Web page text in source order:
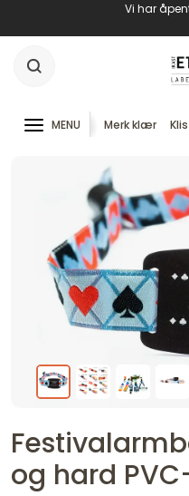
Vi har
MENU Merk klær
og hard